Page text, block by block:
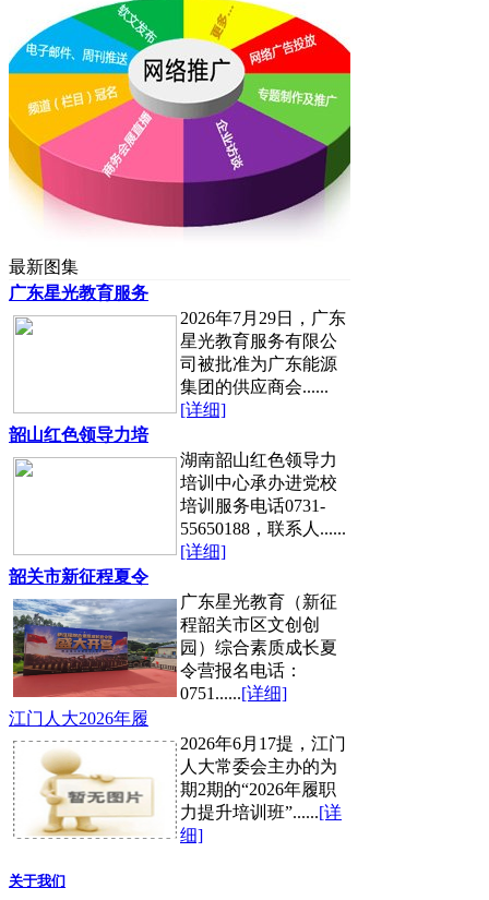
最新图集
广东星光教育服务
2026年7月29日，广东
星光教育服务有限公
司被批准为广东能源
集团的供应商会......
[详细]
韶山红色领导力培
湖南韶山红色领导力
培训中心承办进党校
培训服务电话0731-
55650188，联系人......
[详细]
韶关市新征程夏令
广东星光教育（新征
程韶关市区文创创
园）综合素质成长夏
令营报名电话：
0751......[详细]
江门人大2026年履
2026年6月17提，江门
人大常委会主办的为
期2期的“2026年履职
力提升培训班”......[详
细]
关于我们